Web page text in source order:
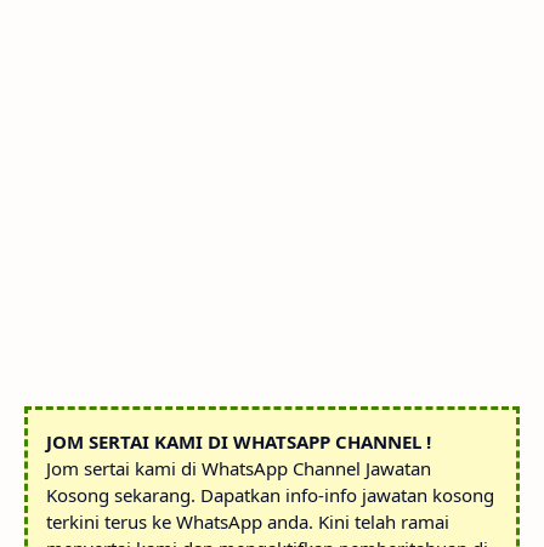
JOM SERTAI KAMI DI WHATSAPP CHANNEL !
Jom sertai kami di WhatsApp Channel Jawatan
Kosong sekarang. Dapatkan info-info jawatan kosong
terkini terus ke WhatsApp anda. Kini telah ramai